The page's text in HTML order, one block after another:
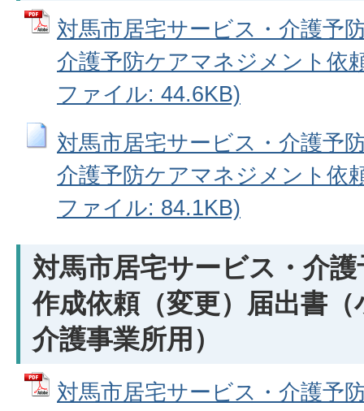
対馬市居宅サービス・介護予
介護予防ケアマネジメント依
ファイル: 44.6KB)
対馬市居宅サービス・介護予
介護予防ケアマネジメント依
ファイル: 84.1KB)
対馬市居宅サービス・介
作成依頼（変更）届出書
介護事業所用）
対馬市居宅サービス・介護予